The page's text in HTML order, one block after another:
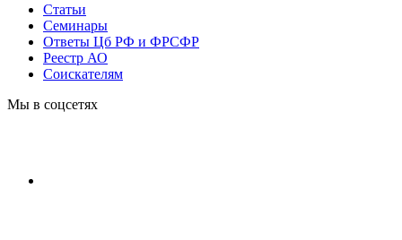
Статьи
Cеминары
Ответы Цб РФ и ФРСФР
Реестр АО
Соискателям
Мы в соцсетях